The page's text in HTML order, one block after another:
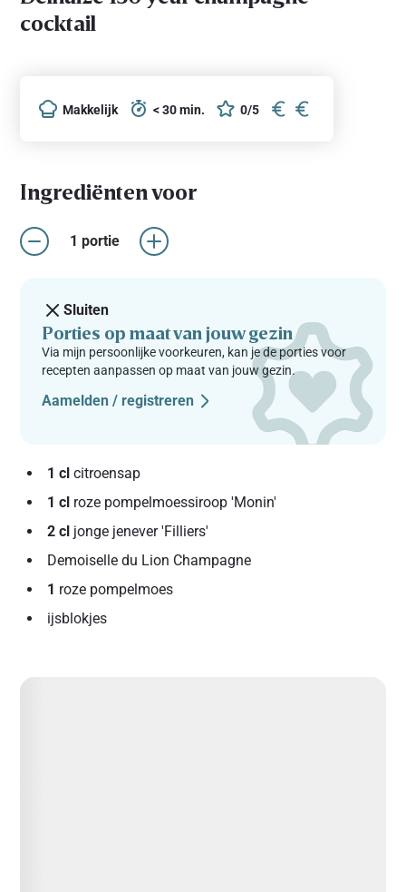
cocktail
Makkelijk < 30 min. 0/5
Ingrediënten voor
1 portie
Sluiten
Porties op maat van jouw gezin
Via mijn persoonlijke voorkeuren, kan je de porties voor
recepten aanpassen op maat van jouw gezin.
Aamelden / registreren
1 cl citroensap
1 cl
roze ‬‬‬‭pompelmoessiroop 'Monin'
2 cl
jonge ‬‬‬‭jenever 'Filliers'
Demoiselle du Lion ‬‬‬‭Champagne
1 roze pompelmoes
ijsblokjes